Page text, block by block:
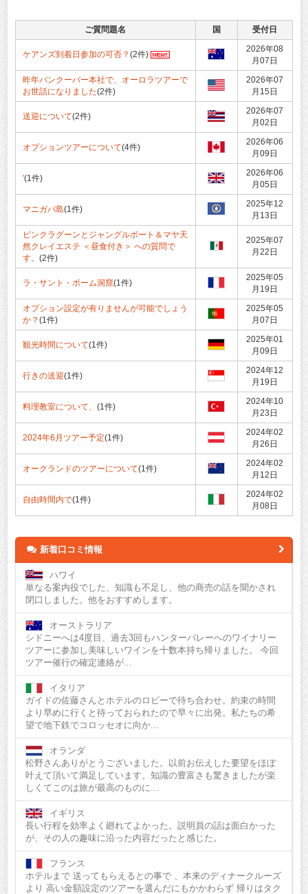
ご質問題名 国 受付日
ケアンズ到着日参加の可否？ (2件)
2026年08
月07日
昨年バンクーバー本社で、オーロラツアーで
お世話になりました(2件)
2026年07
月15日
送迎について(2件)
2026年07
月02日
オプションツアーについて(4件)
2026年06
月09日
'(1件)
2026年06
月05日
マニガバ島(1件)
2025年12
月13日
ピンクラグーンとジャングルボート＆マヤ天
然クレイエステ ＜昼食付き＞ への質問で
す。 (2件)
2025年07
月22日
ラ・サント・ボーム洞窟(1件)
2025年05
月19日
オプション設定が有りませんが可能でしょう
か？ (1件)
2025年05
月07日
観光時間について(1件)
2025年01
月09日
行きの送迎(1件)
2024年12
月19日
料理教室について、 (1件)
2024年10
月23日
2024年6月ツアー予定(1件)
2024年02
月26日
オークランドのツアーについて(1件)
2024年02
月12日
自由時間内で(1件)
2024年02
月08日
新着口コミ情報
ハワイ
単なる案内役でした、知識も不足し、他の商売の話を聞かされ
閉口しました。他をおすすめします。
オーストラリア
シドニーへは4度目、過去3回もハンターバレーへのワイナリー
ツアーに参加し美味しいワインを十数本持ち帰りました。 今回
ツアー催行の確定連絡が...
イタリア
ガイドの佐藤さんとホテルのロビーで待ち合わせ。約束の時間
より早めに行くと待っておられたので早々に出発。私たちの希
望で地下鉄でコロッセオに向か...
オランダ
松野さんありがとうございました。以前お伝えした要望をほぼ
叶えて頂いて満足しています。知識の豊富さも驚きましたが楽
しくてこのは旅が最高のものに...
イギリス
長い行程を効率よく廻れてよかった。説明員の話は面白かった
が、その人の趣味に沿った内容だったと感じた。
フランス
ホテルまで 送ってもらえるとの事で 、本来のディナークルーズ
より 高い金額設定のツアーを選んだにもかかわらず 帰りはタク